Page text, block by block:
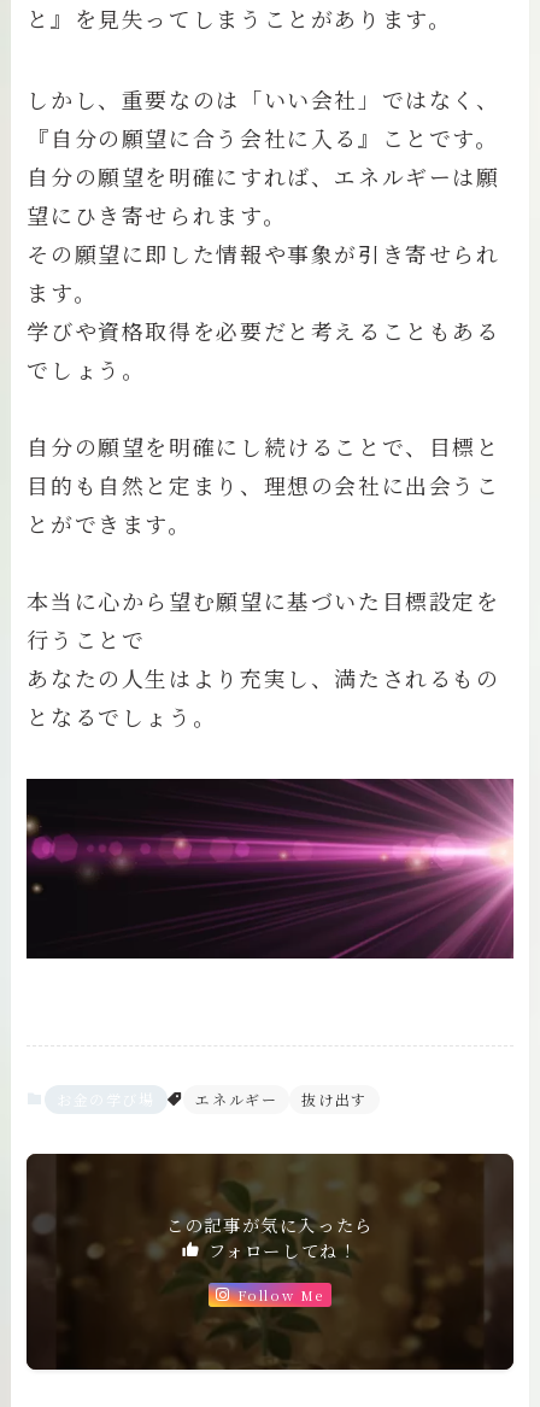
と』を見失ってしまうことがあります。
しかし、重要なのは「いい会社」ではなく、
『自分の願望に合う会社に入る』ことです。
自分の願望を明確にすれば、エネルギーは願
望にひき寄せられます。
その願望に即した情報や事象が引き寄せられ
ます。
学びや資格取得を必要だと考えることもある
でしょう。
自分の願望を明確にし続けることで、目標と
目的も自然と定まり、理想の会社に出会うこ
とができます。
本当に心から望む願望に基づいた目標設定を
行うことで
あなたの人生はより充実し、満たされるもの
となるでしょう。
エネルギー 抜け出す
この記事が気に入ったら
フォローしてね！
Follow Me